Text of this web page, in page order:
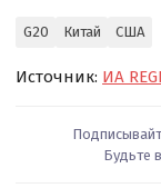
G20 Китай США
Источник: ИА
Будьте